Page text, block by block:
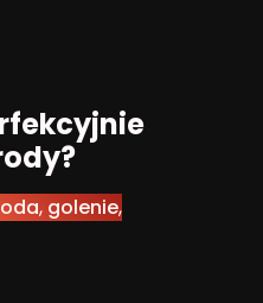
, golenie,